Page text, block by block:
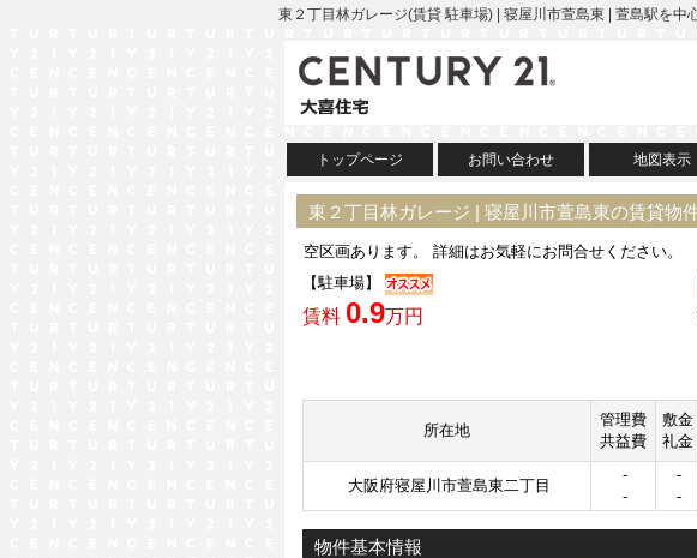
東２丁目林ガレージ(賃貸 駐車場) | 寝屋川市萱島東 | 萱島駅を
トップページ お問い合わせ 地図表示
東２丁目林ガレージ | 寝屋川市萱島東の賃貸物
空区画あります。 詳細はお気軽にお問合せください。
【駐車場】
賃料 0.9万円
所在地
管理費
共益費
敷金
礼金
大阪府寝屋川市萱島東二丁目
-
-
-
-
物件基本情報